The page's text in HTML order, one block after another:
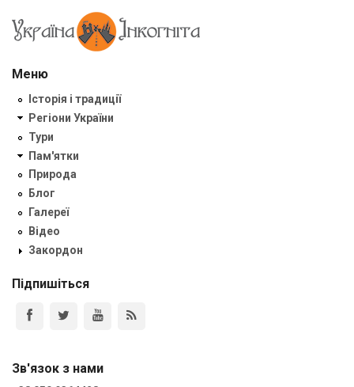
Меню
Історія і традиції
Регіони України
Тури
Пам'ятки
Природа
Блог
Галереї
Відео
Закордон
Підпишіться
Зв'язок з нами